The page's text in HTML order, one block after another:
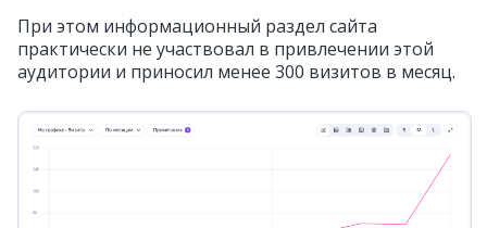
При этом информационный раздел сайта
практически не участвовал в привлечении этой
аудитории и приносил менее 300 визитов в месяц.